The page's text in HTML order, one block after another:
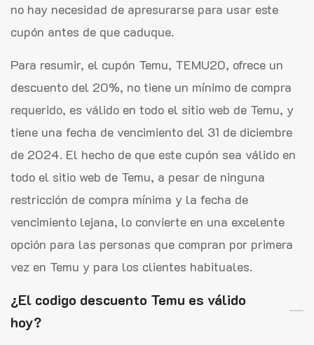
no hay necesidad de apresurarse para usar este
cupón antes de que caduque.
Para resumir, el cupón Temu, TEMU20, ofrece un
descuento del 20%, no tiene un mínimo de compra
requerido, es válido en todo el sitio web de Temu, y
tiene una fecha de vencimiento del 31 de diciembre
de 2024. El hecho de que este cupón sea válido en
todo el sitio web de Temu, a pesar de ninguna
restricción de compra mínima y la fecha de
vencimiento lejana, lo convierte en una excelente
opción para las personas que compran por primera
vez en Temu y para los clientes habituales.
¿El codigo descuento Temu es válido
hoy?